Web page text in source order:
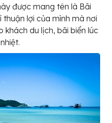
được mang tên là Bãi
thuận lợi của mình mà nơi
du lịch, bãi biển lúc